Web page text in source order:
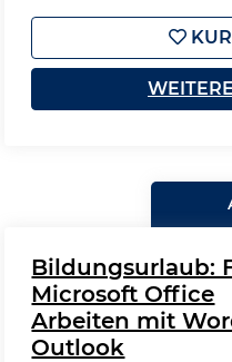
Bildungsurlaub:
Microsoft Office
Arbeiten mit
Outlook